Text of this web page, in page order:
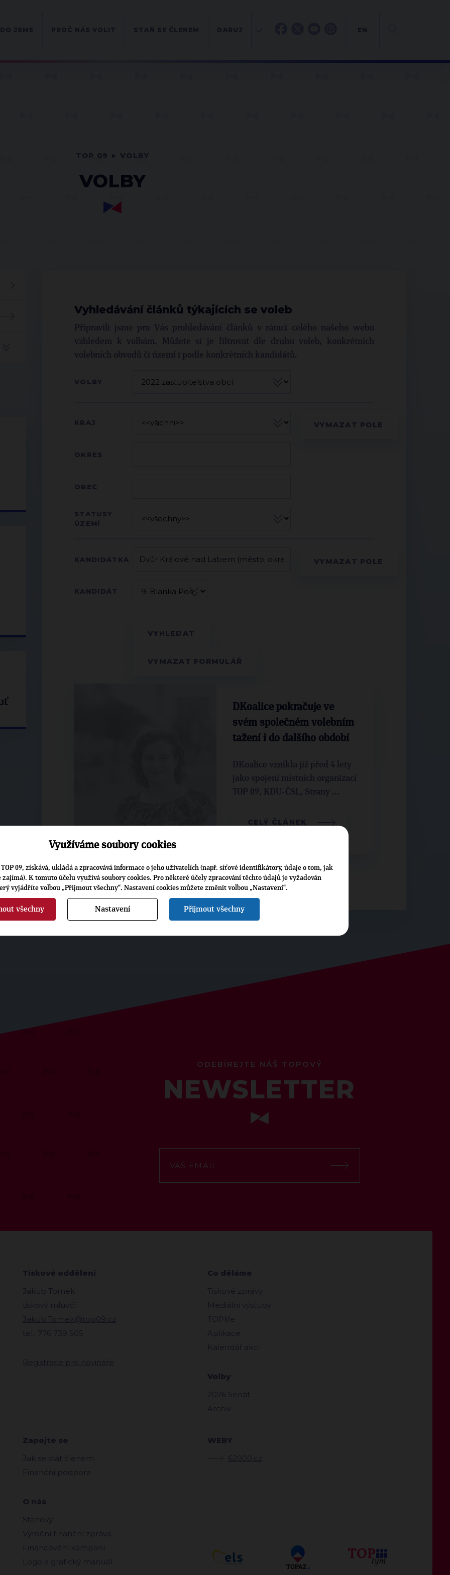
VOLBY
Vyhledávání článků týkajících se voleb
Připravili jsme pro Vás prohledávání článků v rámci celého našeho webu
vzhledem k volbám. Můžete si je filtrovat dle druhu voleb, konkrétních
volebních obvodů či území i podle konkrétních kandidátů.
VOLBY
KRAJ
OKRES
OBEC
STATUSY
ÚZEMÍ
KANDIDÁTKA
KANDIDÁT
DKoalice pokračuje ve
svém společném volebním
tažení i do dalšího období
DKoalice vznikla již před 4 lety
jako spojení místních organizací
TOP 09, KDU-ČSL, Strany ...
CELÝ ČLÁNEK
ODEBÍREJTE NÁŠ TOPOVÝ
NEWSLETTER
Tiskové oddělení
Jakub Tomek
tiskový mluvčí
Jakub.Tomek@top09.cz
tel.: 776 739 505
Registrace pro novináře
Co děláme
Tiskové zprávy
Mediální výstupy
TOPlife
Aplikace
Kalendář akcí
Volby
2026 Senát
Archiv
Zapojte se
Jak se stát členem
Finanční podpora
O nás
Stanovy
Výroční finanční zpráva
Financování kampaní
Logo a grafický manuál
WEBY
62000.cz
Využíváme soubory cookies
09, získává, ukládá a zpracovává informace o jeho uživatelích (např. síťové identifikátory, údaje o tom, jak
zajímá). K tomuto účelu využívá soubory cookies. Pro některé účely zpracování těchto údajů je vyžadován
vyjádříte volbou „Přijmout všechny“. Nastavení cookies můžete změnit volbou „Nastavení“.
všechny Nastavení Přijmout všechny